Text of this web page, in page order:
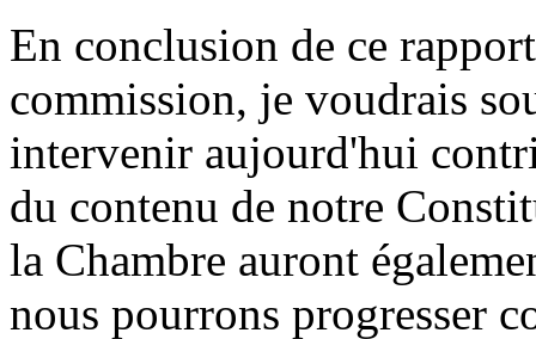
En conclusion de ce
commission, je voudrais
intervenir aujourd'hui
du contenu de notre
la Chambre auront
nous pourrons progresser